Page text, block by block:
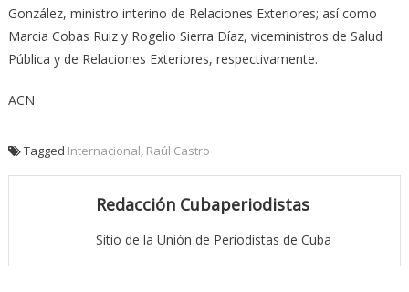
González, ministro interino de Relaciones Exteriores; así como
Marcia Cobas Ruiz y Rogelio Sierra Díaz, viceministros de Salud
Pública y de Relaciones Exteriores, respectivamente.
ACN
Tagged Internacional, Raúl Castro
Redacción Cubaperiodistas
Sitio de la Unión de Periodistas de Cuba